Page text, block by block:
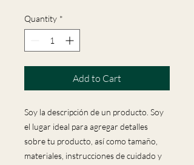
Quantity *
Add to Cart
Soy la descripción de un producto. Soy
el lugar ideal para agregar detalles
sobre tu producto, así como tamaño,
materiales, instrucciones de cuidado y